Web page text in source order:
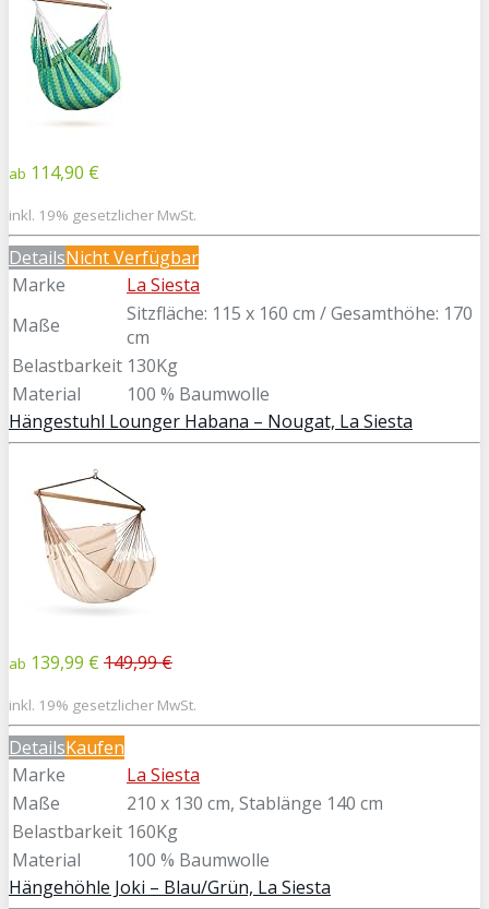
ab 114,90 €
inkl. 19% gesetzlicher MwSt.
DetailsNicht Verfügbar
Marke
La Siesta
Maße
Sitzfläche: 115 x 160 cm / Gesamthöhe: 170
cm
Belastbarkeit 130Kg
Material
100 % Baumwolle
Hängestuhl Lounger Habana – Nougat, La Siesta
ab 139,99 € 149,99 €
inkl. 19% gesetzlicher MwSt.
DetailsKaufen
Marke
La Siesta
Maße
210 x 130 cm, Stablänge 140 cm
Belastbarkeit 160Kg
Material
100 % Baumwolle
Hängehöhle Joki – Blau/Grün, La Siesta